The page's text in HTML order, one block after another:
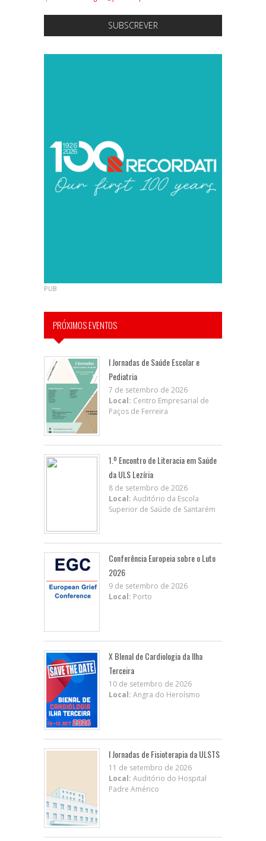
SUBSCREVER
PUB
PRÓXIMOS EVENTOS
I Jornadas de Saúde Escolar e
Pediatria
7 de setembro de 2026
Local: Centro Empresarial de
Paços de Ferreira
1.º Encontro de Literacia em Saúde
da ULS Lezíria
8 de setembro de 2026
Local: Auditório da Escola
Superior de Saúde de Santarém
Conferência Europeia sobre o Luto
2026
9 de setembro de 2026
Local: Porto
X BIenal de Cardiologia da Ilha
Terceira
10 de setembro de 2026
Local: Angra do Heroísmo
I Jornadas de Fisioterapia da ULSTS
11 de setembro de 2026
Local: Auditório do Hospital
Padre Américo